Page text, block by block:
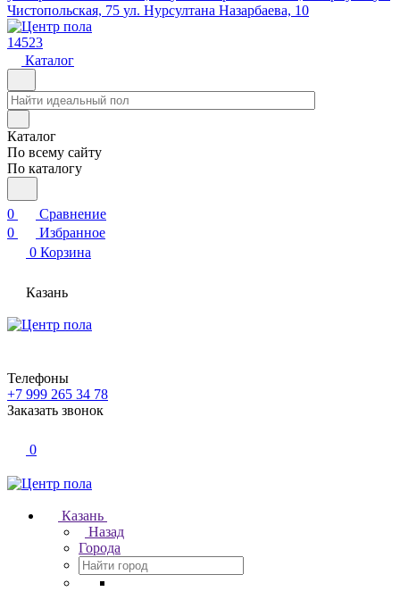
Чистопольская, 75 ул. Нурсултана Назарбаева, 10
14523
Каталог
Каталог
По всему сайту
По каталогу
0
Сравнение
0
Избранное
0 Корзина
Казань
Телефоны
+7 999 265 34 78
Заказать звонок
0
Казань
Назад
Города